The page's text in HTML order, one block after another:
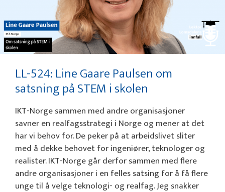
LL-524: Line Gaare Paulsen om
satsning på STEM i skolen
IKT-Norge sammen med andre organisasjoner
savner en realfagsstrategi i Norge og mener at det
har vi behov for. De peker på at arbeidslivet sliter
med å dekke behovet for ingeniører, teknologer og
realister. IKT-Norge går derfor sammen med flere
andre organisasjoner i en felles satsing for å få flere
unge til å velge teknologi- og realfag. Jeg snakker